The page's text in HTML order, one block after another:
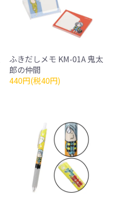
ふきだしメモ KM-01A 鬼太
郎の仲間
440円(税40円)